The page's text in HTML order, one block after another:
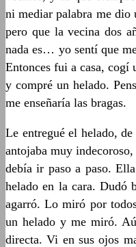
ni mediar palabra me dio
pero que la vecina dos
nada es… yo sentí que
Entonces fui a casa, cogí
y compré un helado.
me enseñaría las bragas.
Le entregué el helado,
antojaba muy
debía ir paso a paso.
helado en la cara. Dudó
agarró. Lo miró por
un helado y me miró.
directa. Vi en sus ojos